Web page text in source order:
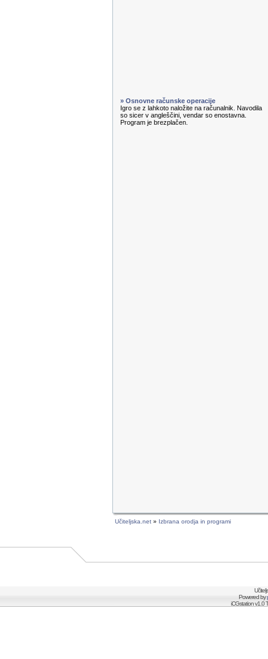
» Osnovne računske operacije
Igro se z lahkoto naložite na računalnik. Navodila
so sicer v angleščini, vendar so enostavna.
Program je brezplačen.
Učiteljska.net » Izbrana orodja in programi
Powered by
iCGstation v1.0